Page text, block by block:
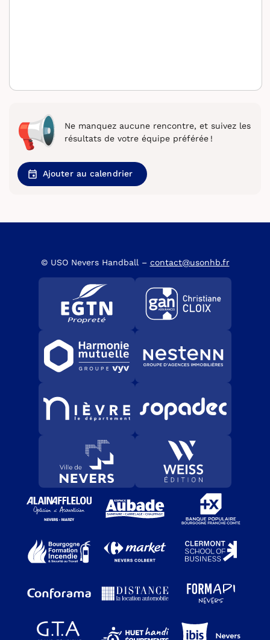
Ne manquez aucune rencontre, et suivez les
résultats de votre équipe préférée !
Ajouter au calendrier
© USO Nevers Handball – contact@usonhb.fr